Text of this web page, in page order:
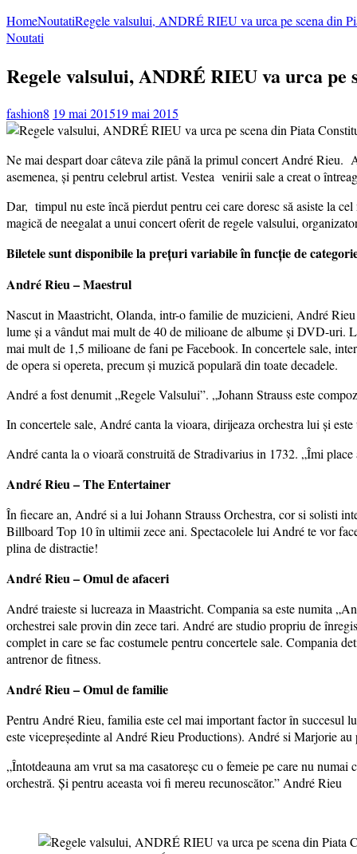
HomeNoutatiRegele valsului, ANDRÉ RIEU va urca pe scena din
Noutati
Regele valsului, ANDRÉ RIEU va urca
fashion8 19 mai 201519 mai 2015
Ne mai despart doar câteva zile până la primul concert André Rieu.
asemenea, și pentru celebrul artist. Vestea venirii sale a creat o
Dar, timpul nu este încă pierdut pentru cei care doresc să asiste la
magică de neegalat a unui concert oferit de regele valsului,
Biletele sunt disponibile la prețuri variabile în funcție de
André Rieu – Maestrul
Nascut in Maastricht, Olanda, intr-o familie de muzicieni, André
lume și a vândut mai mult de 40 de milioane de albume și DVD-uri.
mai mult de 1,5 milioane de fani pe Facebook. In concertele sale,
de opera si opereta, precum și muzică populară din toate decadele.
André a fost denumit „Regele Valsului”. „Johann Strauss este
In concertele sale, André canta la vioara, dirijeaza orchestra lui și
André canta la o vioară construită de Stradivarius in 1732. „Îmi
André Rieu – The Entertainer
În fiecare an, André si a lui Johann Strauss Orchestra, cor si solisti
Billboard Top 10 în ultimii zece ani. Spectacolele lui André te vor
plina de distractie!
André Rieu – Omul de afaceri
André traieste si lucreaza in Maastricht. Compania sa este numita
orchestrei sale provin din zece tari. André are studio propriu de
complet in care se fac costumele pentru concertele sale. Compania
antrenor de fitness.
André Rieu – Omul de familie
Pentru André Rieu, familia este cel mai important factor în succesul
este vicepreședinte al André Rieu Productions). André si Marjorie
„Întotdeauna am vrut sa ma casatoreșc cu o femeie pe care nu
orchestră. Și pentru aceasta voi fi mereu recunoscător.” André Rieu